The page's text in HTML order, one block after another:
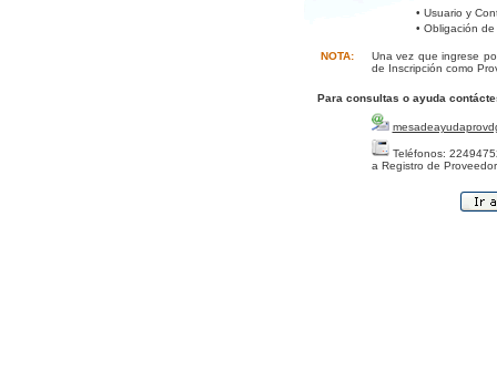
• Usuario y
• Obligación
NOTA:
Una vez que ingrese
de Inscripción como
Para consultas o ayuda
Teléfonos:
a Registro de